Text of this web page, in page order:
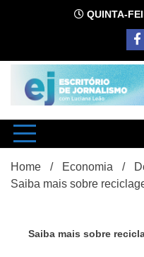
QUINTA-
com Luciana Leão
Home Economia
Saiba mais sobre
Saiba mais sobre